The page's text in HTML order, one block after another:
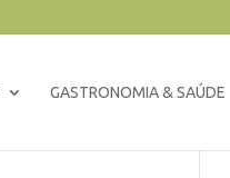
GASTRONOMIA & SAÚDE